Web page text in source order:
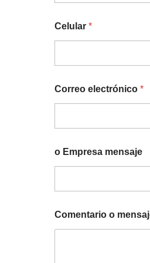
Celular *
Correo electrónico *
o Empresa mensaje
Comentario o